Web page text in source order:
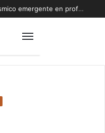
Detección de un fenómeno sísmico emergente en profundidad con riesgos diferentes a los conocidos paraliza Andes Norte